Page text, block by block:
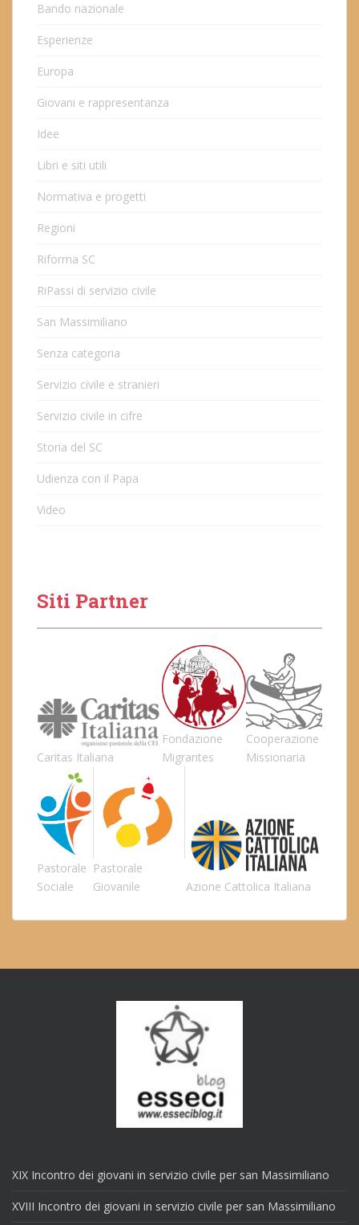
Bando nazionale
Esperienze
Europa
Giovani e rappresentanza
Idee
Libri e siti utili
Normativa e progetti
Regioni
Riforma SC
RiPassi di servizio civile
San Massimiliano
Senza categoria
Servizio civile e stranieri
Servizio civile in cifre
Storia del SC
Udienza con il Papa
Video
Siti Partner
Caritas Italiana
Fondazione
Migrantes
Cooperazione
Missionaria
Pastorale
Sociale
Pastorale
Giovanile
Azione Cattolica Italiana
XIX Incontro dei giovani in servizio civile per san Massimiliano
XVIII Incontro dei giovani in servizio civile per san Massimiliano